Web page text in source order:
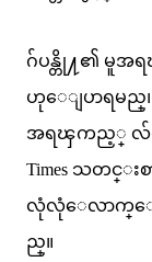
ဂ်ပန္တို႔၏ မူအ
ဟုေျပာရမည္၊
အရၾကည့္ လ်င္ေ
Times သတင္
လုံလုံေလာက္ေလ
ည္။